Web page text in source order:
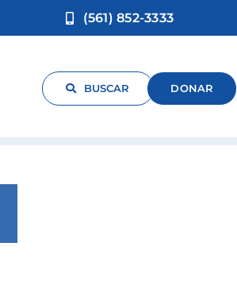
(561) 852-3333
BUSCAR DONAR